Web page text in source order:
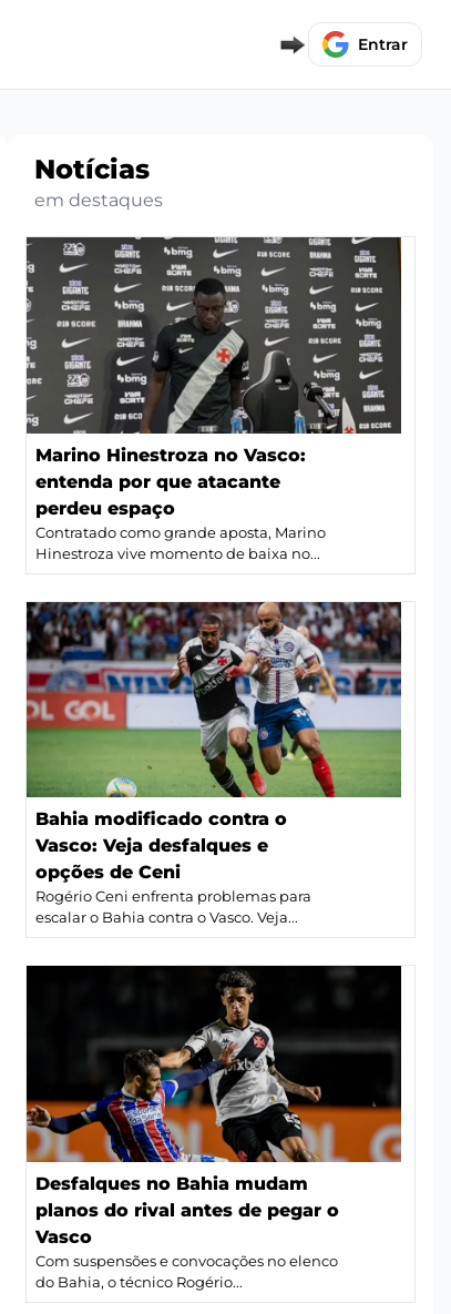
Entrar
Notícias
em destaques
Marino Hinestroza no Vasco:
entenda por que atacante
perdeu espaço
Contratado como grande aposta, Marino
Hinestroza vive momento de baixa no...
Bahia modificado contra o
Vasco: Veja desfalques e
opções de Ceni
Rogério Ceni enfrenta problemas para
escalar o Bahia contra o Vasco. Veja...
Desfalques no Bahia mudam
planos do rival antes de pegar o
Vasco
Com suspensões e convocações no elenco
do Bahia, o técnico Rogério...